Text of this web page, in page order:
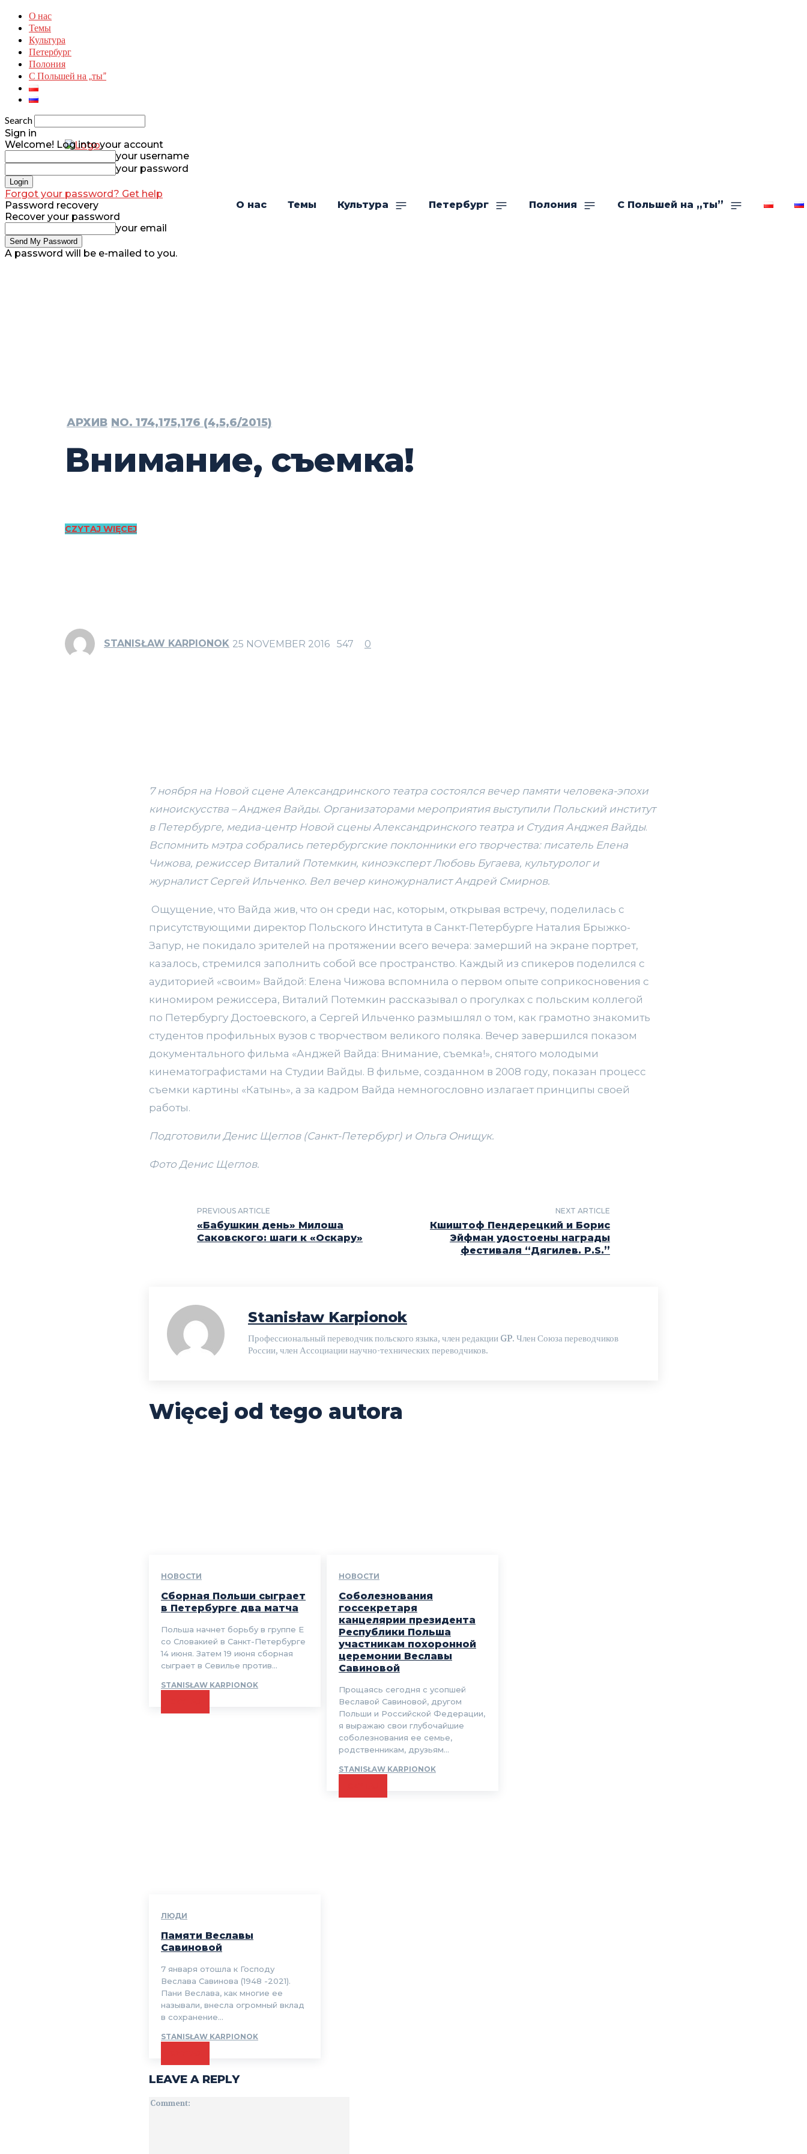
О нас
Темы
Культура
Петербург
Полония
С Польшей на „ты”
Search
О нас Темы Культура Петербург Полония С Польшей на „ты”
Sign in
Welcome! Log into your account
your username
your password
Forgot your password? Get help
Password recovery
Recover your password
your email
A password will be e-mailed to you.
АРХИВ NO. 174,175,176 (4,5,6/2015)
Внимание, съемка!
CZYTAJ WIĘCEJ
STANISŁAW KARPIONOK 25 NOVEMBER 2016 547 0
7 ноября на Новой сцене Александринского театра состоялся вечер памяти человека-эпохи
киноискусства – Анджея Вайды. Организаторами мероприятия выступили Польский институт
в Петербурге, медиа-центр Новой сцены Александринского театра и Студия Анджея Вайды.
Вспомнить мэтра собрались петербургские поклонники его творчества: писатель Елена
Чижова, режиссер Виталий Потемкин, киноэксперт Любовь Бугаева, культуролог и
журналист Сергей Ильченко. Вел вечер киножурналист Андрей Смирнов.
Ощущение, что Вайда жив, что он среди нас, которым, открывая встречу, поделилась с
присутствующими директор Польского Института в Санкт-Петербурге Наталия Брыжко-
Запур, не покидало зрителей на протяжении всего вечера: замерший на экране портрет,
казалось, стремился заполнить собой все пространство. Каждый из спикеров поделился с
аудиторией «своим» Вайдой: Елена Чижова вспомнила о первом опыте соприкосновения с
киномиром режиссера, Виталий Потемкин рассказывал о прогулках c польским коллегой
по Петербургу Достоевского, а Сергей Ильченко размышлял о том, как грамотно знакомить
студентов профильных вузов с творчеством великого поляка. Вечер завершился показом
документального фильма «Анджей Вайда: Внимание, съемка!», снятого молодыми
кинематографистами на Студии Вайды. В фильме, созданном в 2008 году, показан процесс
съемки картины «Катынь», а за кадром Вайда немногословно излагает принципы своей
работы.
Подготовили Денис Щеглов (Санкт-Петербург) и Ольга Онищук.
Фото Денис Щеглов.
PREVIOUS ARTICLE
«Бабушкин день» Милоша
Саковского: шаги к «Оскару»
NEXT ARTICLE
Кшиштоф Пендерецкий и Борис
Эйфман удостоены награды
фестиваля “Дягилев. P.S.”
Stanisław Karpionok
Профессиональный переводчик польского языка, член редакции GP. Член Союза переводчиков
России, член Ассоциации научно-технических переводчиков.
Więcej od tego autora
НОВОСТИ
Сборная Польши сыграет
в Петербурге два матча
Польша начнет борьбу в группе Е
со Словакией в Санкт-Петербурге
14 июня. Затем 19 июня сборная
сыграет в Севилье против...
STANISŁAW KARPIONOK
НОВОСТИ
Соболезнования
госсекретаря
канцелярии президента
Республики Польша
участникам похоронной
церемонии Веславы
Савиновой
Прощаясь сегодня с усопшей
Веславой Савиновой, другом
Польши и Российской Федерации,
я выражаю свои глубочайшие
соболезнования ее семье,
родственникам, друзьям...
STANISŁAW KARPIONOK
ЛЮДИ
Памяти Веславы
Савиновой
7 января отошла к Господу
Веслава Савинова (1948 -2021).
Пани Веслава, как многие ее
называли, внесла огромный вклад
в сохранение...
STANISŁAW KARPIONOK
LEAVE A REPLY